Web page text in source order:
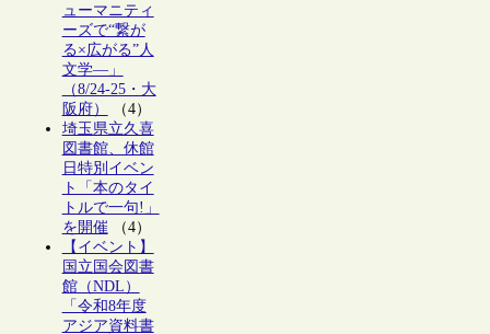
ューマニティ
ーズで“繋が
る×広がる”人
文学―」
（8/24-25・大
阪府）
（4）
埼玉県立久喜
図書館、休館
日特別イベン
ト「本のタイ
トルで一句!」
を開催（4）
【イベント】
国立国会図書
館（NDL）
「令和8年度
アジア資料書